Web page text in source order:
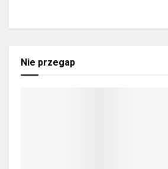
Nie przegap